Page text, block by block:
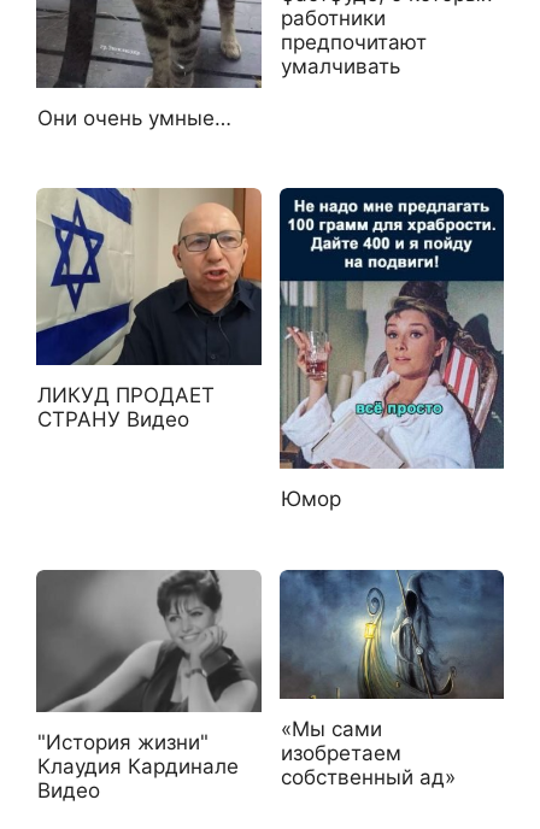
Они очень умные…
работники
предпочитают
умалчивать
ЛИКУД ПРОДАЕТ
СТРАНУ Видео
Юмор
"История жизни"
Клаудия Кардинале
Видео
«Мы сами
изобретаем
собственный ад»